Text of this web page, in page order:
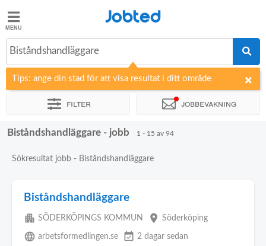
Jobted
Jobb
Jobted
Biståndshandläggare
Tips: ange din stad för att visa resultat i ditt område
Filter Jobbevakning
Sortera efter Företag
Biståndshandläggare - jobb 1 - 15 av 94
Sökresultat jobb - Biståndshandläggare
Biståndshandläggare
apartment SÖDERKÖPINGS KOMMUN place Söderköping
language arbetsformedlingen.se event_available 2 dagar sedan